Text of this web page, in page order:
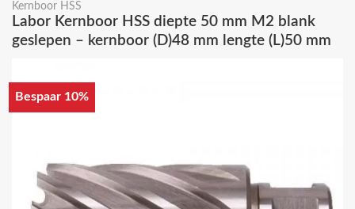
Kernboor HSS
Labor Kernboor HSS diepte 50 mm M2 blank
geslepen – kernboor (D)48 mm lengte (L)50 mm
Bespaar 10%